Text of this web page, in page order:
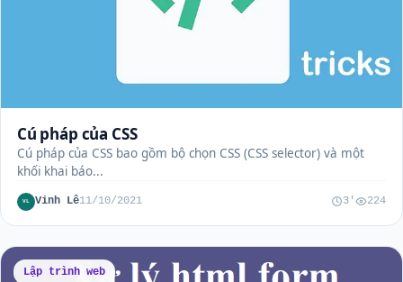
Cú pháp của CSS
Cú pháp của CSS bao gồm bộ chọn CSS (CSS selector) và một
khối khai báo...
VL Vinh Lê11/10/2021 3' 224
Lập trình web